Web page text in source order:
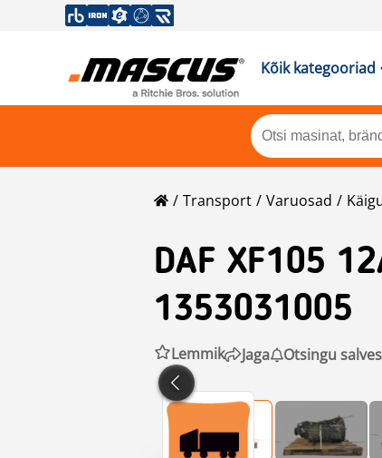
Kõik kategooriad
Transport Varuosad
DAF XF105
1353031005
Lemmik Jaga Otsingu